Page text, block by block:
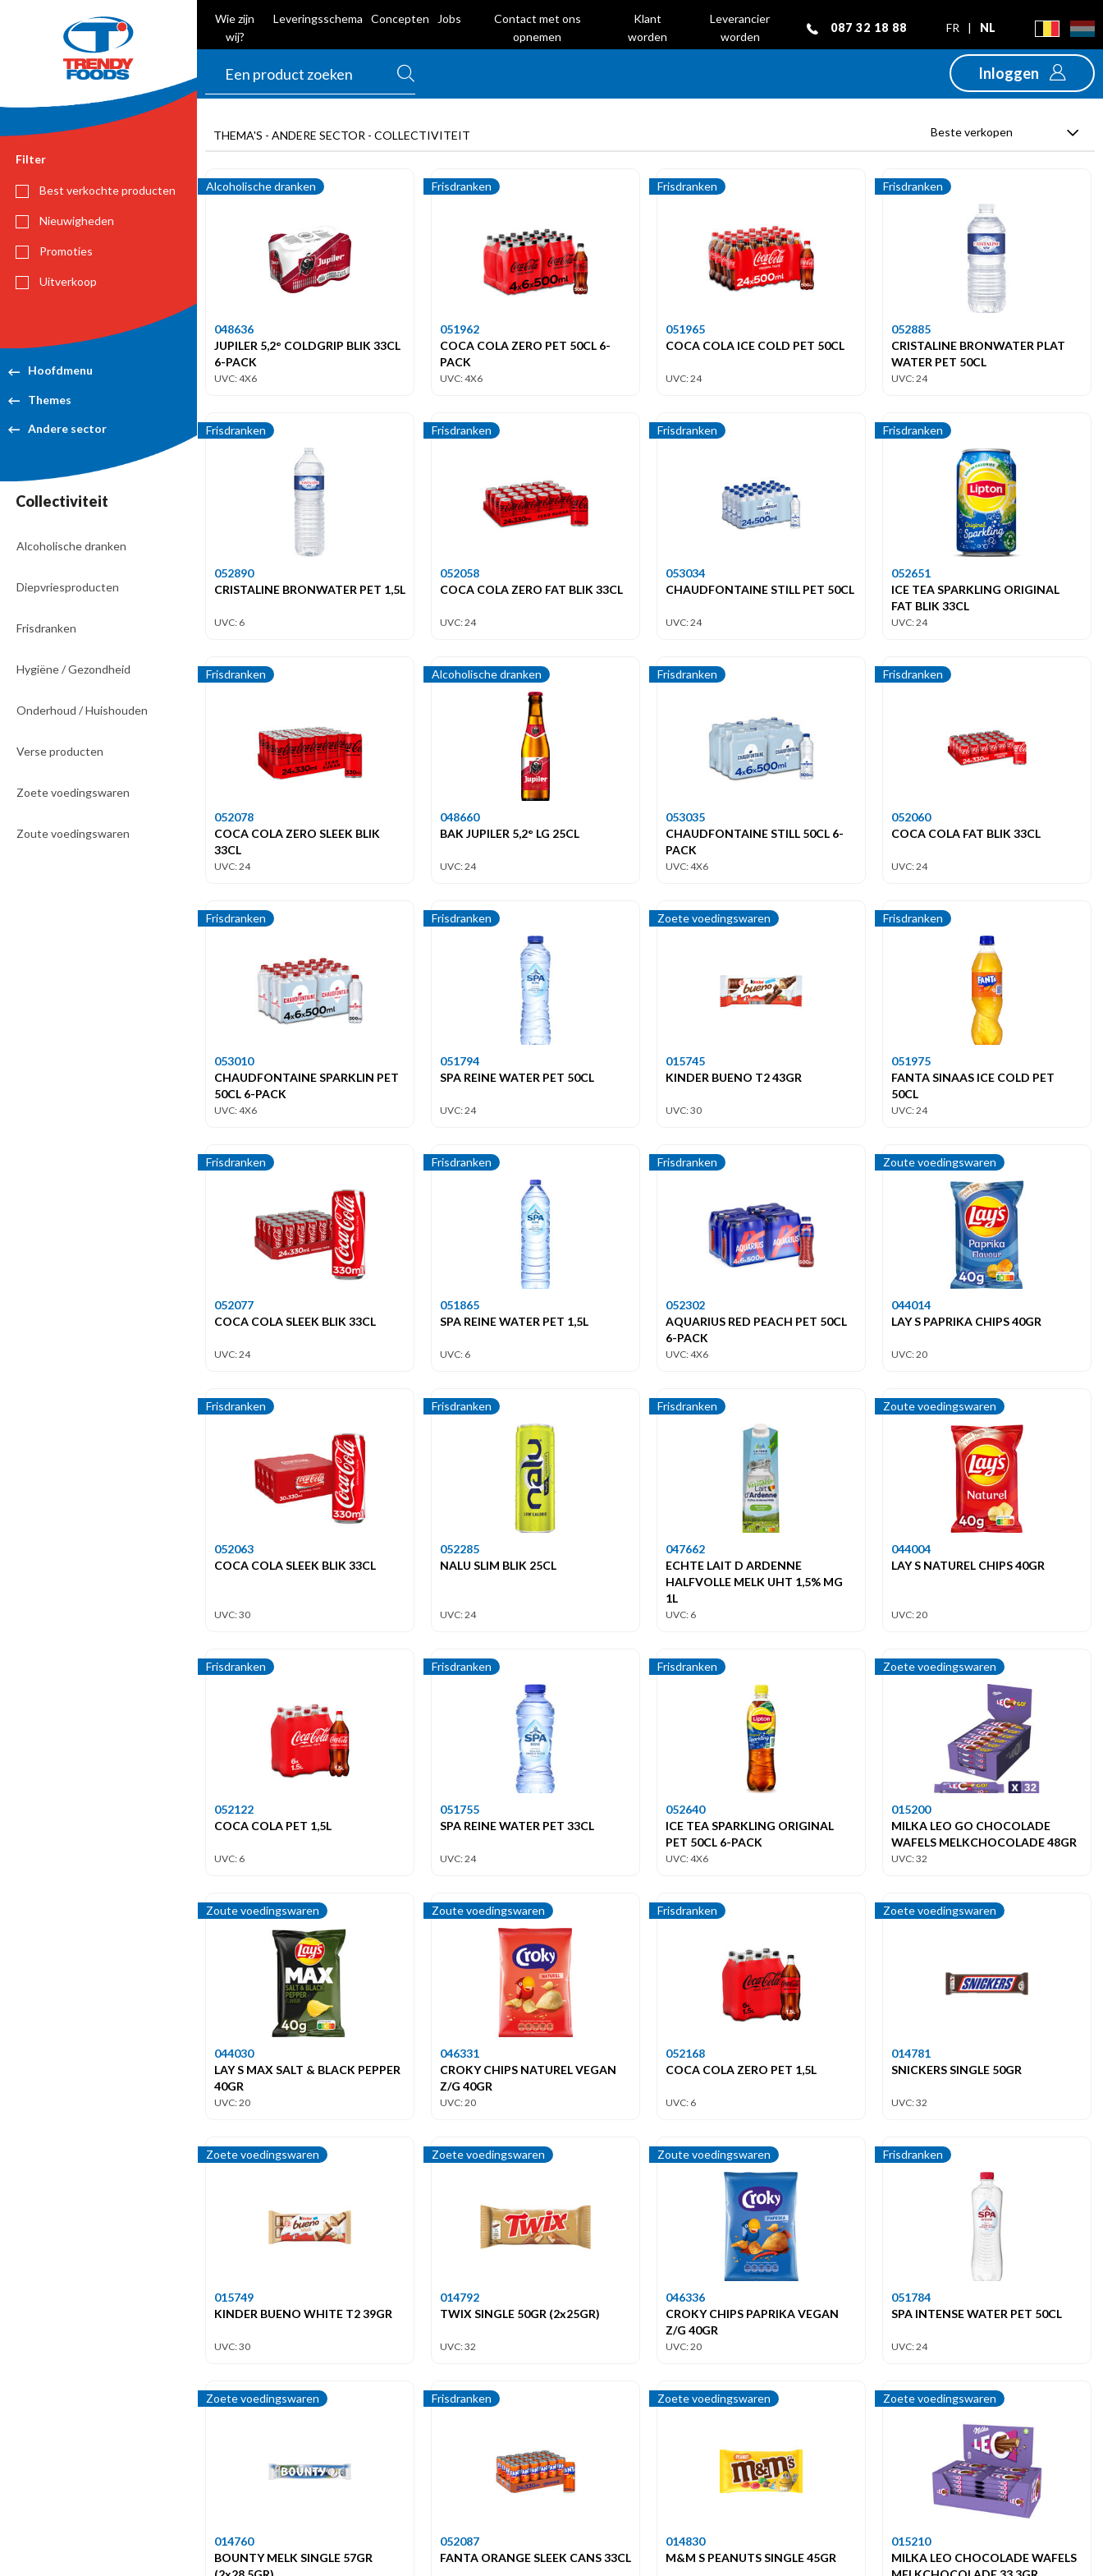
Wie zijn
wij?
Leveringsschema Concepten Jobs
Contact met ons
opnemen
Klant
worden
Leverancier
worden
087 32 18 88 FR | NL
Inloggen
Filter
Best verkochte producten
Nieuwigheden
Promoties
Uitverkoop
Hoofdmenu
Themes
Andere sector
Collectiviteit
Alcoholische dranken
Diepvriesproducten
Frisdranken
Hygiëne / Gezondheid
Onderhoud / Huishouden
Verse producten
Zoete voedingswaren
Zoute voedingswaren
THEMA'S - ANDERE SECTOR - COLLECTIVITEIT Beste verkopen
Alcoholische dranken
048636
JUPILER 5,2° COLDGRIP BLIK 33CL
6-PACK
UVC: 4X6
Frisdranken
051962
COCA COLA ZERO PET 50CL 6-
PACK
UVC: 4X6
Frisdranken
051965
COCA COLA ICE COLD PET 50CL
UVC: 24
Frisdranken
052885
CRISTALINE BRONWATER PLAT
WATER PET 50CL
UVC: 24
Frisdranken
052890
CRISTALINE BRONWATER PET 1,5L
UVC: 6
Frisdranken
052058
COCA COLA ZERO FAT BLIK 33CL
UVC: 24
Frisdranken
053034
CHAUDFONTAINE STILL PET 50CL
UVC: 24
Frisdranken
052651
ICE TEA SPARKLING ORIGINAL
FAT BLIK 33CL
UVC: 24
Frisdranken
052078
COCA COLA ZERO SLEEK BLIK
33CL
UVC: 24
Alcoholische dranken
048660
BAK JUPILER 5,2° LG 25CL
UVC: 24
Frisdranken
053035
CHAUDFONTAINE STILL 50CL 6-
PACK
UVC: 4X6
Frisdranken
052060
COCA COLA FAT BLIK 33CL
UVC: 24
Frisdranken
053010
CHAUDFONTAINE SPARKLIN PET
50CL 6-PACK
UVC: 4X6
Frisdranken
051794
SPA REINE WATER PET 50CL
UVC: 24
Zoete voedingswaren
015745
KINDER BUENO T2 43GR
UVC: 30
Frisdranken
051975
FANTA SINAAS ICE COLD PET
50CL
UVC: 24
Frisdranken
052077
COCA COLA SLEEK BLIK 33CL
UVC: 24
Frisdranken
051865
SPA REINE WATER PET 1,5L
UVC: 6
Frisdranken
052302
AQUARIUS RED PEACH PET 50CL
6-PACK
UVC: 4X6
Zoute voedingswaren
044014
LAY S PAPRIKA CHIPS 40GR
UVC: 20
Frisdranken
052063
COCA COLA SLEEK BLIK 33CL
UVC: 30
Frisdranken
052285
NALU SLIM BLIK 25CL
UVC: 24
Frisdranken
047662
ECHTE LAIT D ARDENNE
HALFVOLLE MELK UHT 1,5% MG
1L
UVC: 6
Zoute voedingswaren
044004
LAY S NATUREL CHIPS 40GR
UVC: 20
Frisdranken
052122
COCA COLA PET 1,5L
UVC: 6
Frisdranken
051755
SPA REINE WATER PET 33CL
UVC: 24
Frisdranken
052640
ICE TEA SPARKLING ORIGINAL
PET 50CL 6-PACK
UVC: 4X6
Zoete voedingswaren
015200
MILKA LEO GO CHOCOLADE
WAFELS MELKCHOCOLADE 48GR
UVC: 32
Zoute voedingswaren
044030
LAY S MAX SALT & BLACK PEPPER
40GR
UVC: 20
Zoute voedingswaren
046331
CROKY CHIPS NATUREL VEGAN
Z/G 40GR
UVC: 20
Frisdranken
052168
COCA COLA ZERO PET 1,5L
UVC: 6
Zoete voedingswaren
014781
SNICKERS SINGLE 50GR
UVC: 32
Zoete voedingswaren
015749
KINDER BUENO WHITE T2 39GR
UVC: 30
Zoete voedingswaren
014792
TWIX SINGLE 50GR (2x25GR)
UVC: 32
Zoute voedingswaren
046336
CROKY CHIPS PAPRIKA VEGAN
Z/G 40GR
UVC: 20
Frisdranken
051784
SPA INTENSE WATER PET 50CL
UVC: 24
Zoete voedingswaren
014760
BOUNTY MELK SINGLE 57GR
Frisdranken
052087
FANTA ORANGE SLEEK CANS 33CL
Zoete voedingswaren
014830
M&M S PEANUTS SINGLE 45GR
Zoete voedingswaren
015210
MILKA LEO CHOCOLADE WAFELS